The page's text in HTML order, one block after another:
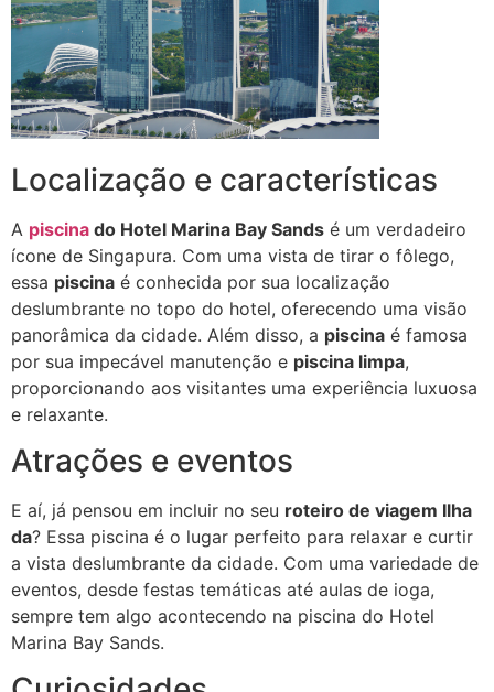
Localização e características
A piscina do Hotel Marina Bay Sands é um verdadeiro
ícone de Singapura. Com uma vista de tirar o fôlego,
essa piscina é conhecida por sua localização
deslumbrante no topo do hotel, oferecendo uma visão
panorâmica da cidade. Além disso, a piscina é famosa
por sua impecável manutenção e piscina limpa,
proporcionando aos visitantes uma experiência luxuosa
e relaxante.
Atrações e eventos
E aí, já pensou em incluir no seu roteiro de viagem Ilha
da? Essa piscina é o lugar perfeito para relaxar e curtir
a vista deslumbrante da cidade. Com uma variedade de
eventos, desde festas temáticas até aulas de ioga,
sempre tem algo acontecendo na piscina do Hotel
Marina Bay Sands.